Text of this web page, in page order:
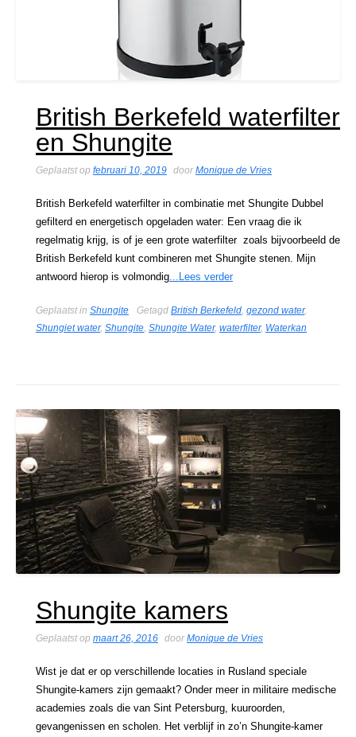
British Berkefeld waterfilter
en Shungite
Geplaatst op februari 10, 2019 door Monique de Vries
British Berkefeld waterfilter in combinatie met Shungite Dubbel
gefilterd en energetisch opgeladen water: Een vraag die ik
regelmatig krijg, is of je een grote waterfilter zoals bijvoorbeeld de
British Berkefeld kunt combineren met Shungite stenen. Mijn
antwoord hierop is volmondig...Lees verder
Geplaatst in Shungite Getagd British Berkefeld gezond water,
Shungiet water, Shungite Shungite Water, waterfilter, Waterkan
Shungite kamers
Geplaatst op maart 26, 2016 door Monique de Vries
Wist je dat er op verschillende locaties in Rusland speciale
Shungite-kamers zijn gemaakt? Onder meer in militaire medische
academies zoals die van Sint Petersburg, kuuroorden,
gevangenissen en scholen. Het verblijf in zo’n Shungite-kamer